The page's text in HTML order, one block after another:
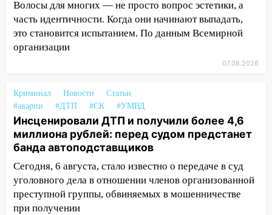
11:38 В Госдуме предложили отменить
ЕГЭ с 2027 года
11:25 В Ульяновске ИИ будет выявлять
нарушителей на контейнерных
11:20
Ульяновская шахматистка
Валерия Клейменова выиграла два
золота в составе сборной мира
11:16 В Ульяновске открыли памятную
доску декабристу Кондратию Рылееву
10:40 В Ульяновске спасатели ночью
нашли потерявшегося в заброшенных
садах 79-летнего мужчину
Волосы для многих — не просто вопрос эстетики, а
часть идентичности. Когда они начинают выпадать,
это становится испытанием. По данным Всемирной
организации
07.08.2026
Криминал Новости
Статьи
#аварии
#ДТП #СК #УМВД
Инсценировали ДТП и получили более 4,6
миллиона рублей: перед судом предстанет
банда автоподставщиков
Сегодня, 6 августа, стало известно о передаче в суд
уголовного дела в отношении членов организованной
преступной группы, обвиняемых в мошенничестве
при получении